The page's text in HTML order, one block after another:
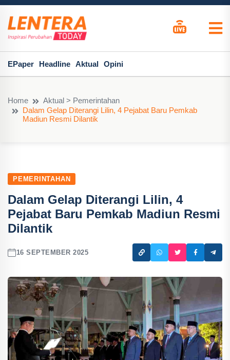
EPaper Headline Aktual Opini
Home
Aktual > Pemerintahan
Dalam Gelap Diterangi Lilin, 4 Pejabat Baru Pemkab
Madiun Resmi Dilantik
PEMERINTAHAN
Dalam Gelap Diterangi Lilin, 4
Pejabat Baru Pemkab Madiun Resmi
Dilantik
16 SEPTEMBER 2025